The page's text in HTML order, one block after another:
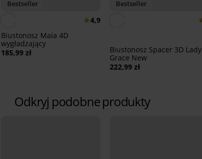
Bestseller
4,9
Biustonosz Maia 4D
wygładzający
185,99 zł
Bestseller
Biustonosz Spacer 3D Lady
Grace New
222,99 zł
Odkryj podobne produkty